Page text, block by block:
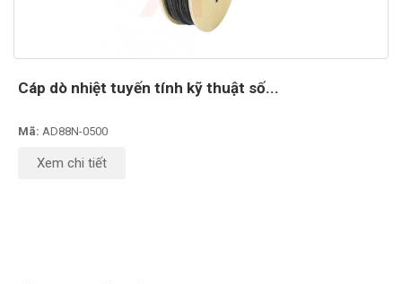
Cáp dò nhiệt tuyến tính kỹ thuật số...
Mã: AD88N-0500
Xem chi tiết